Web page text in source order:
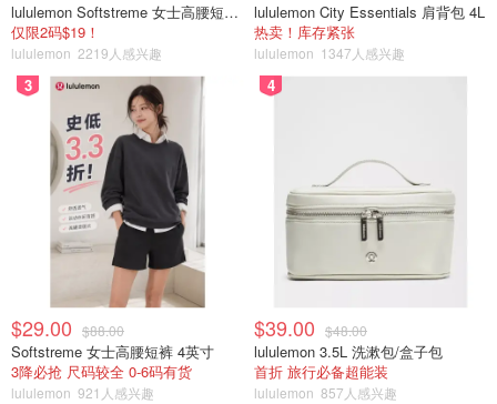
lululemon Softstreme 女士高腰短裤 10cm
仅限2码$19！
lululemon 2219人感兴趣
lululemon City Essentials 肩背包 4L
热卖！库存紧张
lululemon 1347人感兴趣
3
$29.00 $88.00
Softstreme 女士高腰短裤 4英寸
3降必抢 尺码较全 0-6码有货
lululemon 921人感兴趣
4
$39.00 $48.00
lululemon 3.5L 洗漱包/盒子包
首折 旅行必备超能装
lululemon 857人感兴趣